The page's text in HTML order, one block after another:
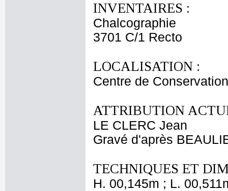
INVENTAIRES :
Chalcographie
3701 C/1 Recto
LOCALISATION :
Centre de
ATTRIBUTION
LE CLERC Jean
Gravé d'après
TECHNIQUES ET
H. 00,145m ; L.